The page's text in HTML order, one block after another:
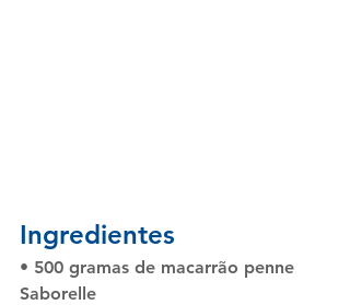
Ingredientes
• 500 gramas de macarrão penne
Saborelle